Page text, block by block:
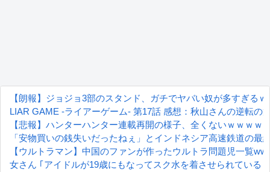
【朗報】ジョジョ3部のスタンド、ガチでヤバい奴が多すぎるｗ
LIAR GAME -ライアーゲーム- 第17話 感想：秋山さんの逆転の
【悲報】ハンターハンター連載再開の様子、全くないｗｗｗｗ
「安物買いの銭失いだったねぇ」とインドネシア高速鉄道の
【ウルトラマン】中国のファンが作ったウルトラ問題児一覧
女さん ｢アイドルが19歳にもなってスク水を着させられている